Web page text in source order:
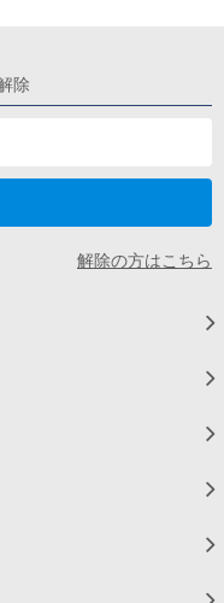
除
解除の方はこちら